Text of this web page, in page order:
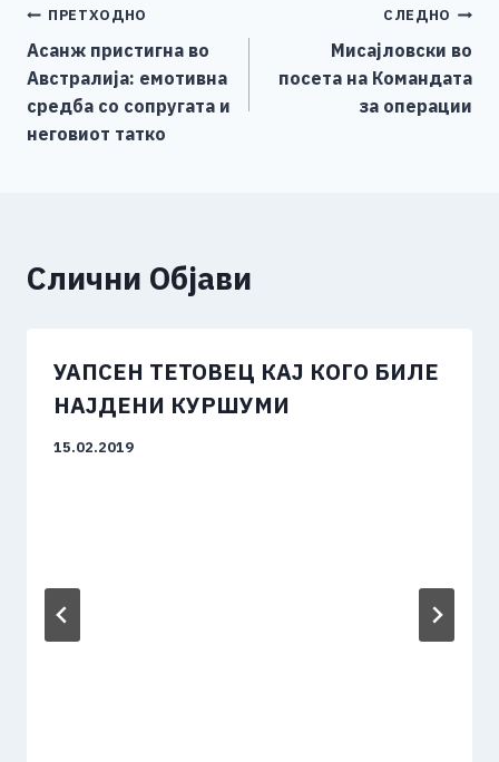
b
o
o
k
n
g
er
Li
n
k
Навигација
на
напис
ПРЕТХОДНО
Асанж пристигна во
Австралија: емотивна
средба со сопругата и
неговиот татко
СЛЕДНО
Мисајловски во
посета на Командата
за операции
Слични Објави
УАПСЕН ТЕТОВЕЦ КАЈ КОГО БИЛЕ
НАЈДЕНИ КУРШУМИ
15.02.2019